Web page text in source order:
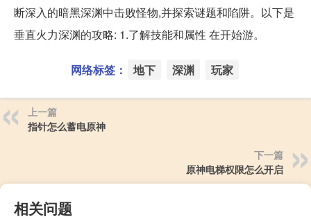
断深入的暗黑深渊中击败怪物,并探索谜题和陷阱。以下是
垂直火力深渊的攻略: 1.了解技能和属性 在开始游。
网络标签： 地下 深渊 玩家
上一篇
指针怎么蓄电原神
下一篇
原神电梯权限怎么开启
相关问题